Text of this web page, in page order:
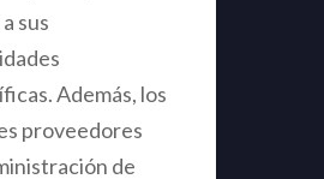
sus
Además, los
proveedores
de